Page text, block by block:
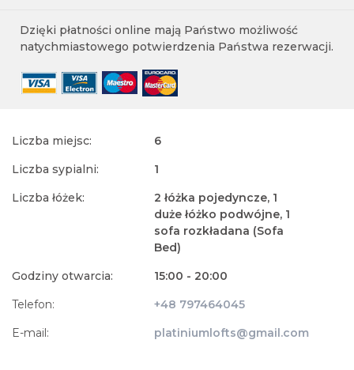
Dzięki płatności online mają Państwo możliwość
natychmiastowego potwierdzenia Państwa rezerwacji.
Liczba miejsc:
6
Liczba sypialni:
1
Liczba łóżek:
2 łóżka pojedyncze, 1
duże łóżko podwójne, 1
sofa rozkładana (Sofa
Bed)
Godziny otwarcia:
15:00 - 20:00
Telefon:
+48 797464045
E-mail:
platiniumlofts@gmail.com